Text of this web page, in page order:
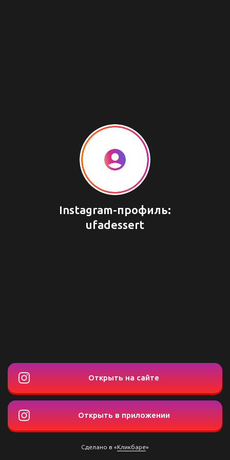
Instagram-профиль:
ufadessert
Открыть на сайте
Открыть в приложении
Сделано в «Кликбаре»